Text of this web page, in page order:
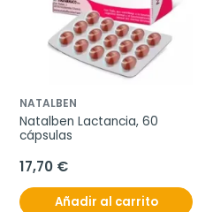
NATALBEN
Natalben Lactancia, 60
cápsulas
17,70 €
Añadir al carrito